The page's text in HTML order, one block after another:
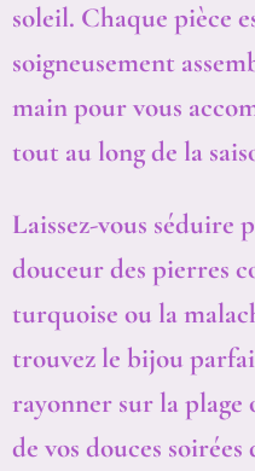
soleil. Chaque pièce
soigneusement
main pour vous
tout au long de la
Laissez-vous séduire
douceur des pierres
turquoise ou la
trouvez le bijou
rayonner sur la plage
de vos douces soirées